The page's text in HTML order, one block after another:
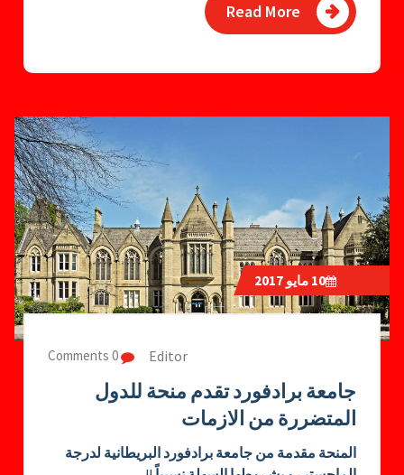
Read More
10مايو 2017
Editor
0 Comments
جامعة برادفورد تقدم منحة للدول
المتضررة من الازمات
المنحة مقدمة من جامعة برادفورد البريطانية لدرجة